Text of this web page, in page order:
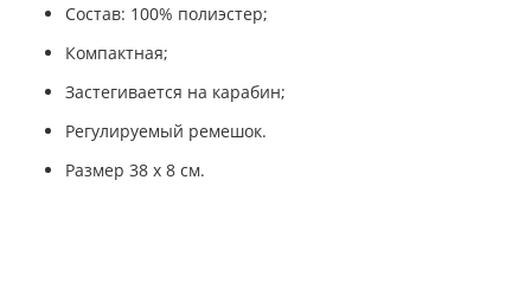
Состав: 100% полиэстер;
Компактная;
Застегивается на карабин;
Регулируемый ремешок.
Размер 38 х 8 см.